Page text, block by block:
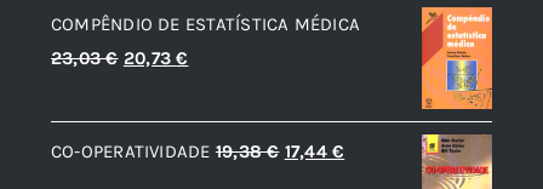
COMPÊNDIO DE ESTATÍSTICA MÉDICA
23,03€ O
original
era:
20,73€
atual
é:
CO-OPERATIVIDADE 19,38€ O
17,44€